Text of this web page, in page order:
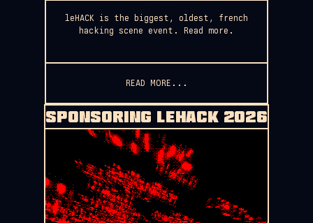
leHACK is the biggest, oldest, french
hacking scene event. Read more.
READ MORE...
SPONSORING LEHACK 2026